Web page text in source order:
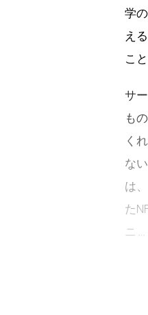
学
え
こ
サ
も
く
な
は
た
ニ …